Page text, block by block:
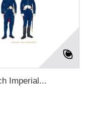
Imperial...